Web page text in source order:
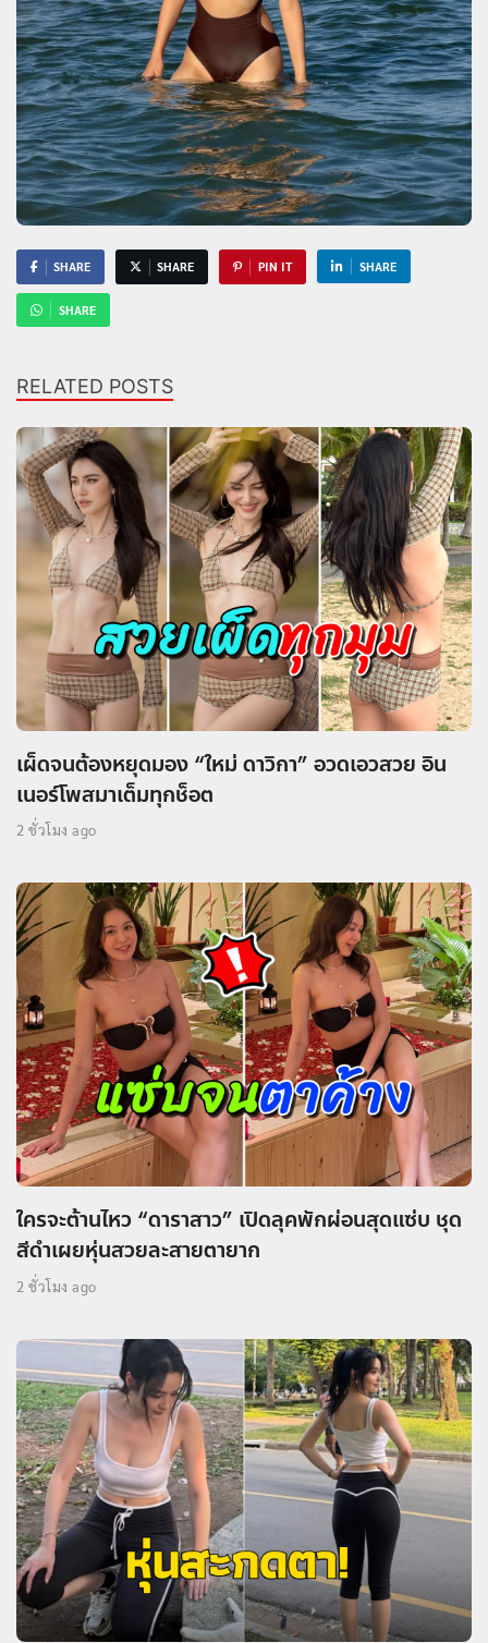
SHARE SHARE PIN IT SHARE
SHARE
RELATED POSTS
เผ็ดจนต้องหยุดมอง “ใหม่ ดาวิกา” อวดเอวสวย อิน
เนอร์โพสมาเต็มทุกช็อต
2 ชั่วโมง ago
ใครจะต้านไหว “ดาราสาว” เปิดลุคพักผ่อนสุดแซ่บ ชุด
สีดำเผยหุ่นสวยละสายตายาก
2 ชั่วโมง ago